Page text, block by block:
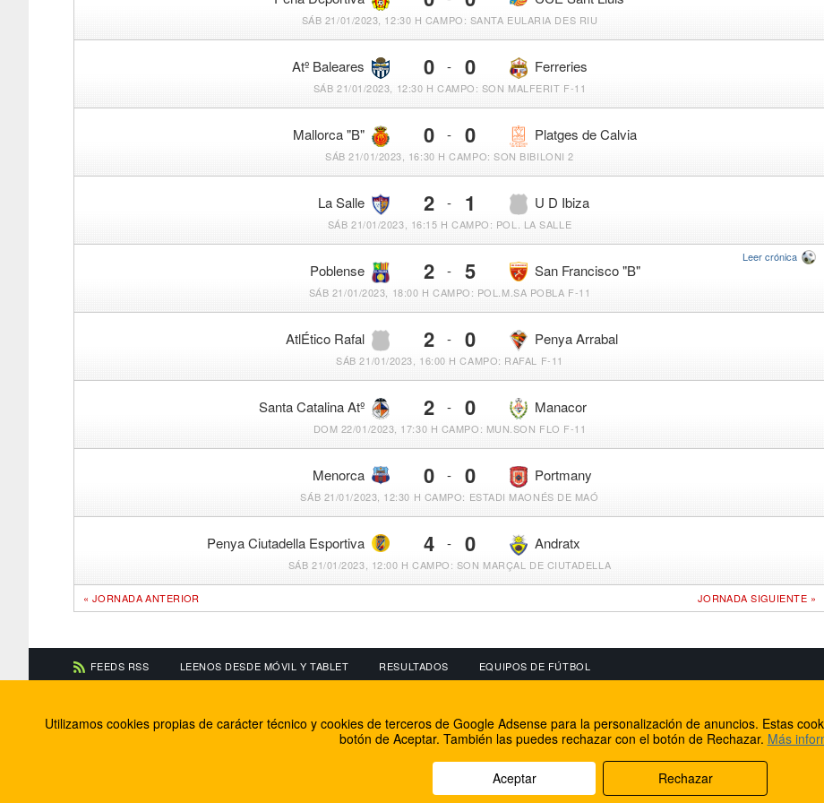
SÁB 21/01/2023, 12:30 H CAMPO: SANTA EULARIA DES RIU
Atº Baleares 0 - Ferreries
0
SÁB 21/01/2023, 12:30 H CAMPO: SON MALFERIT F-11
Mallorca "B" 0 - Platges de Calvia
0
SÁB 21/01/2023, 16:30 H CAMPO: SON BIBILONI 2
La Salle 2 - U D Ibiza
1
SÁB 21/01/2023, 16:15 H CAMPO: POL. LA SALLE
Poblense 2 - San Francisco "B"
5
SÁB 21/01/2023, 18:00 H CAMPO: POL.M.SA POBLA F-11
Leer crónica
AtlÉtico Rafal 2 - Penya Arrabal
0
SÁB 21/01/2023, 16:00 H CAMPO: RAFAL F-11
Santa Catalina Atº 2 - Manacor
0
DOM 22/01/2023, 17:30 H CAMPO: MUN.SON FLO F-11
Menorca 0 - Portmany
0
SÁB 21/01/2023, 12:30 H CAMPO: ESTADI MAONÉS DE MAÓ
Penya Ciutadella Esportiva 4 - Andratx
0
SÁB 21/01/2023, 12:00 H CAMPO: SON MARÇAL DE CIUTADELLA
JORNADA SIGUIENTE »
« JORNADA ANTERIOR
FEEDS RSS LEENOS DESDE MÓVIL Y TABLET RESULTADOS EQUIPOS DE FÚTBOL
Información de contacto
El equipo de FútbolBalear
Soluciones Corporativas IP
Facebook
Twitter
Internet Rural Mallorca
Registro de dominios
Utilizamos cookies propias de carácter técnico y cookies de terceros de Google Adsense para la personalización de anuncios. Estas
botón de Aceptar. También las puedes rechazar con el botón de Rechazar. Más
Aceptar Rechazar